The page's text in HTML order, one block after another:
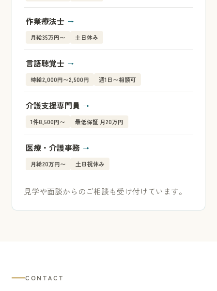
作業療法士
月給35万円〜 土日休み
言語聴覚士
時給2,000円〜2,500円 週1日〜相談可
介護支援専門員
1件8,500円〜 最低保証 月20万円
医療・介護事務
月給20万円〜 土日祝休み
見学や面談からのご相談も受け付けています。
CONTACT